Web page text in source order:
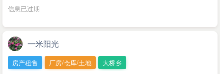
信息已过期
一米阳光
房产租售 厂房/仓库/土地 大桥乡